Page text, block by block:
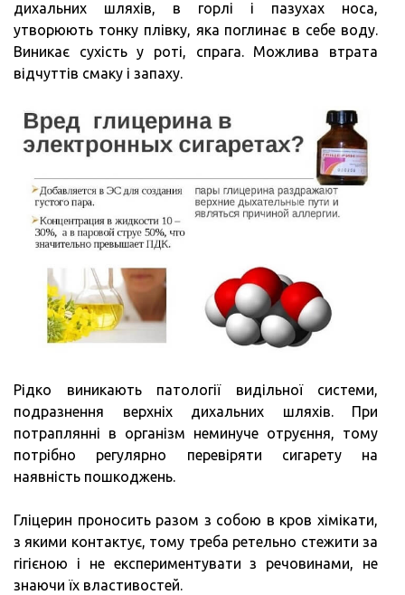
дихальних шляхів, в горлі і пазухах носа,
утворюють тонку плівку, яка поглинає в себе воду.
Виникає сухість у роті, спрага. Можлива втрата
відчуттів смаку і запаху.
Рідко виникають патології видільної системи,
подразнення верхніх дихальних шляхів. При
потраплянні в організм неминуче отруєння, тому
потрібно регулярно перевіряти сигарету на
наявність пошкоджень.
Гліцерин проносить разом з собою в кров хімікати,
з якими контактує, тому треба ретельно стежити за
гігієною і не експериментувати з речовинами, не
знаючи їх властивостей.